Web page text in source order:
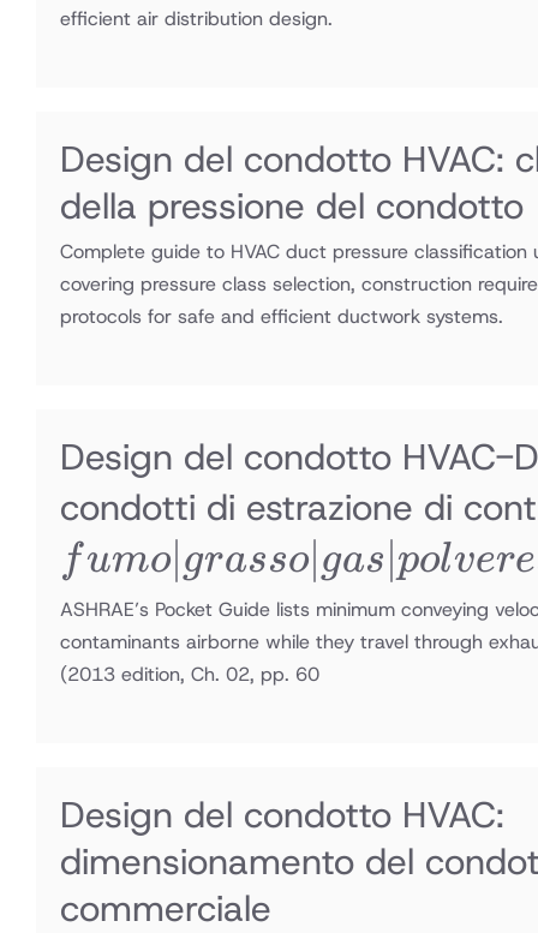
efficient air distribution design.
Design del condotto HVAC:
della pressione del condotto
Complete guide to HVAC duct pressure classification
covering pressure class selection, construction
protocols for safe and efficient ductwork systems.
Design del condotto HVAC-
condotti di estrazione di
fumo∣ grasso∣ gas∣polv
ASHRAE’s Pocket Guide lists minimum conveying
contaminants airborne while they travel through
(2013 edition, Ch. 02, pp. 60
Design del condotto HVAC:
dimensionamento del
commerciale